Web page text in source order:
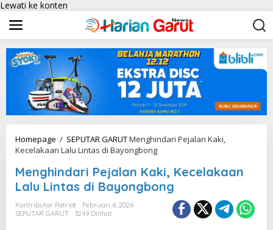
Lewati ke konten
Homepage / SEPUTAR GARUTMenghindari Pejalan Kaki,
Kecelakaan Lalu Lintas di Bayongbong
Menghindari Pejalan Kaki, Kecelakaan
Lalu Lintas di Bayongbong
Kontributor Patriot
Februari 6, 2026
SEPUTAR GARUT
3249 Dilihat